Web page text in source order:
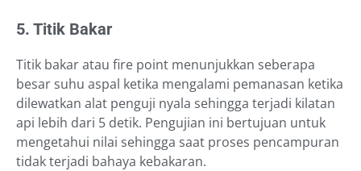
5. Titik Bakar
Titik bakar atau fire point menunjukkan seberapa
besar suhu aspal ketika mengalami pemanasan ketika
dilewatkan alat penguji nyala sehingga terjadi kilatan
api lebih dari 5 detik. Pengujian ini bertujuan untuk
mengetahui nilai sehingga saat proses pencampuran
tidak terjadi bahaya kebakaran.